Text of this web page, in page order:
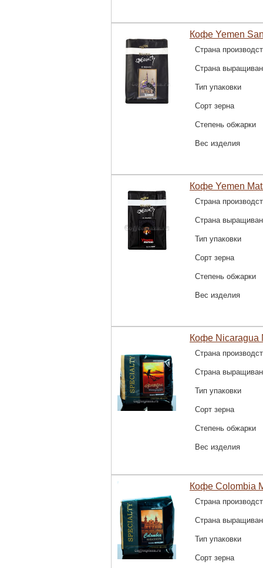
Кофе Yemen
Страна
Страна
Тип упаковки
Сорт зерна
Степень обжарки
Вес изделия
Кофе Yemen
Страна
Страна
Тип упаковки
Сорт зерна
Степень обжарки
Вес изделия
Кофе Nicaragua
Страна
Страна
Тип упаковки
Сорт зерна
Степень обжарки
Вес изделия
Кофе Colombia
Страна
Страна
Тип упаковки
Сорт зерна